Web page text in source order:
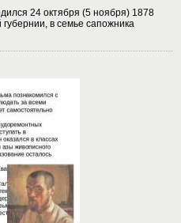
24 октября (5 ноября) 1878
в семье сапожника